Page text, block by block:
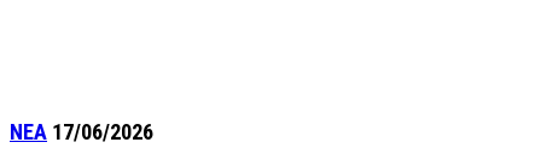
ΝΕΑ 17/06/2026